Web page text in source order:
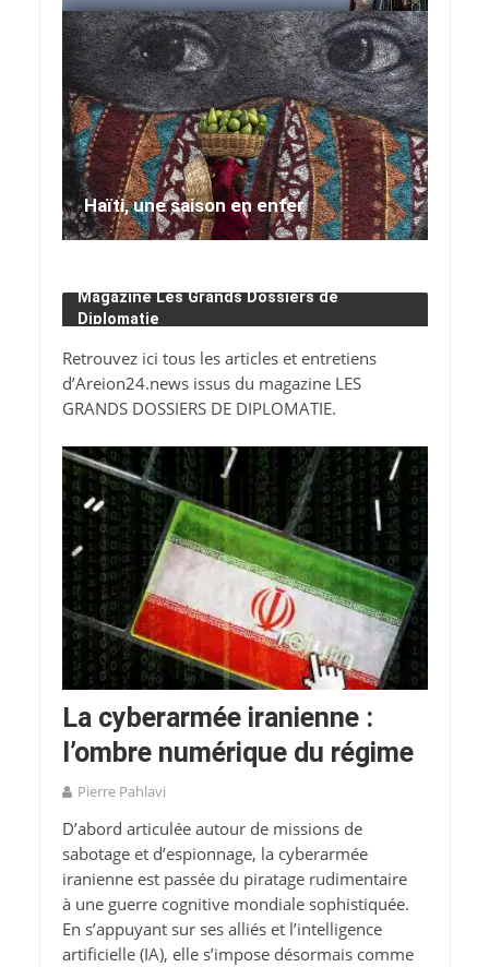
Haïti, une saison en enfer
Magazine Les Grands Dossiers de
Diplomatie
Retrouvez ici tous les articles et entretiens
d’Areion24.news issus du magazine LES
GRANDS DOSSIERS DE DIPLOMATIE.
La cyberarmée iranienne :
l’ombre numérique du régime
Pierre Pahlavi
D’abord articulée autour de missions de
sabotage et d’espionnage, la cyberarmée
iranienne est passée du piratage rudimentaire
à une guerre cognitive mondiale sophistiquée.
En s’appuyant sur ses alliés et l’intelligence
artificielle (IA), elle s’impose désormais comme